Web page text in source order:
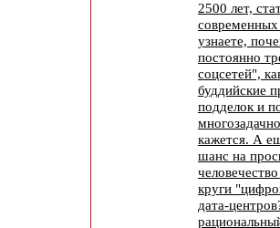
2500 лет,
узнаете,
постоянно
соцсетей",
буддийские
подделок и
кажется. А
шанс на
круги
дата-